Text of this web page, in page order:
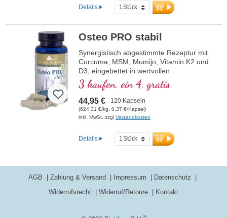
Deutschland hergestellt. Die Versiegelung
ist aluminiumfrei.
Details
Osteo PRO stabil
Synergistisch abgestimmte Rezeptur mit
Curcuma, MSM, Mumijo, Vitamin K2 und
D3, eingebettet in wertvollen
Phospholipiden. Sango-Koralle mit
Magnesium und Calcium, welches zum
Erhalt normaler Knochen beiträgt.
3 kaufen, ein 4. gratis
44,95 € 120 Kapseln
(624,31 €/kg, 0,37 €/Kapsel)
inkl. MwSt. zzgl Versandkosten
Details
®
AGB Zahlung & Versand Impressum
Datenschutz
Widerrufsrecht
Widerruf/Retoure Kontakt